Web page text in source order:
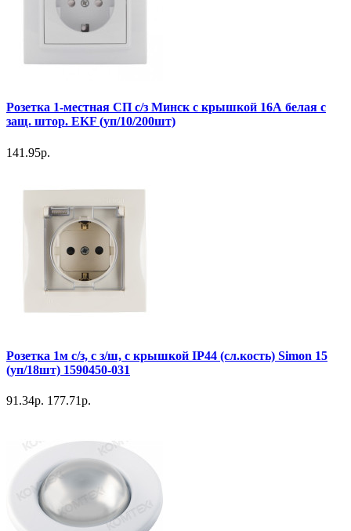
Розетка 1-местная СП с/з Минск с крышкой 16А белая с
защ. штор. EKF (уп/10/200шт)
141.95р.
Розетка 1м с/з, с з/ш, с крышкой IP44 (сл.кость) Simon 15
(уп/18шт) 1590450-031
91.34р. 177.71р.